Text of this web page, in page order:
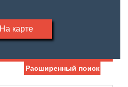
На карте
Жилая площадь
Расширенный поиск